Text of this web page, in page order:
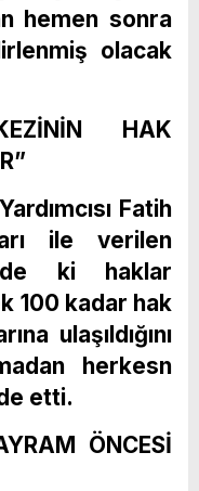
hemen sonra
olacak
HAK
Fatih
ile verilen
ki haklar
100 kadar hak
ulaşıldığını
herkesn
etti.
ÖNCESİ